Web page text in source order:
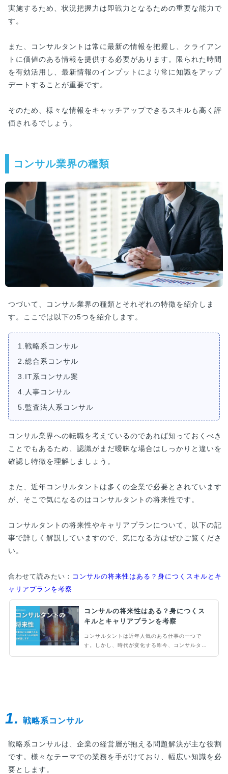
実施するため、状況把握力は即戦力となるための重要な能力で
す。
また、コンサルタントは常に最新の情報を把握し、クライアン
トに価値のある情報を提供する必要があります。限られた時間
を有効活用し、最新情報のインプットにより常に知識をアップ
デートすることが重要です。
そのため、様々な情報をキャッチアップできるスキルも高く評
価されるでしょう。
コンサル業界の種類
つづいて、コンサル業界の種類とそれぞれの特徴を紹介しま
す。ここでは以下の5つを紹介します。
1.戦略系コンサル
2.総合系コンサル
3.IT系コンサル案
4.人事コンサル
5.監査法人系コンサル
コンサル業界への転職を考えているのであれば知っておくべき
ことでもあるため、認識がまだ曖昧な場合はしっかりと違いを
確認し特徴を理解しましょう。
また、近年コンサルタントは多くの企業で必要とされています
が、そこで気になるのはコンサルタントの将来性です。
コンサルタントの将来性やキャリアプランについて、以下の記
事で詳しく解説していますので、気になる方はぜひご覧くださ
い。
合わせて読みたい： コンサルの将来性はある？身につくスキルとキ
ャリアプランを考察
コンサルの将来性はある？身につくス
キルとキャリアプランを考察
コンサルタントは近年人気のある仕事の一つで
す。しかし、時代が変化する昨今、コンサルタン
1. 戦略系コンサル
戦略系コンサルは、企業の経営層が抱える問題解決が主な役割
です。様々なテーマでの業務を手がけており、幅広い知識を必
要とします。